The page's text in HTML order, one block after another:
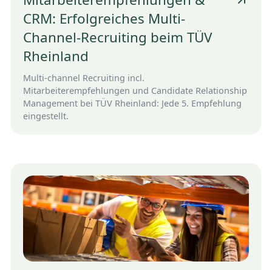
CRM: Erfolgreiches Multi-
Channel-Recruiting beim TÜV
Rheinland
Multi-channel Recruiting incl.
Mitarbeiterempfehlungen und Candidate Relationship
Management bei TÜV Rheinland: Jede 5. Empfehlung
eingestellt.